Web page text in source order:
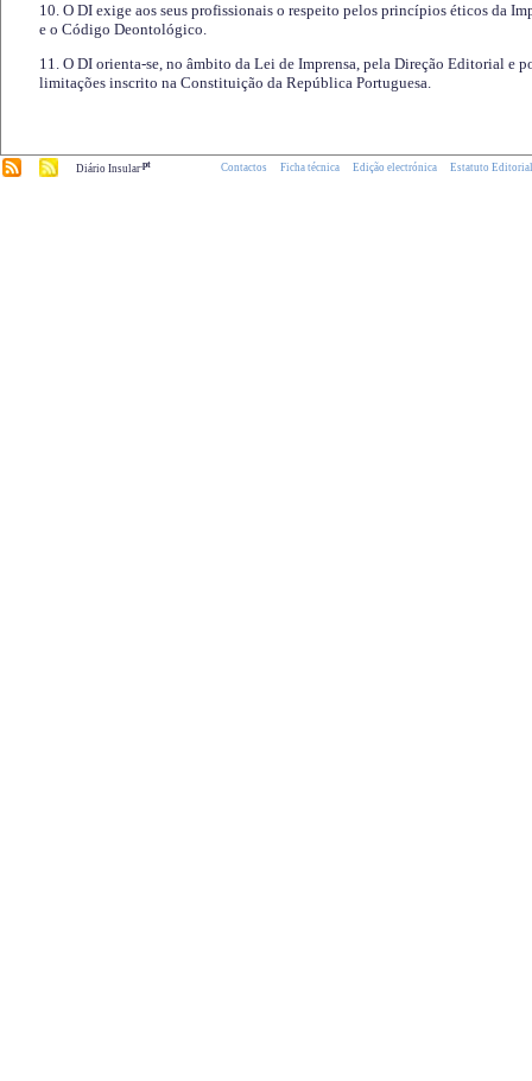
10. O DI exige aos seus profissionais o respeito pelos princípios éticos da
e o Código Deontológico.
11. O DI orienta-se, no âmbito da Lei de Imprensa, pela Direção Editorial e
limitações inscrito na Constituição da República Portuguesa.
Diário Insular.pt Contactos Ficha técnica Edição electrónica Estatuto Editorial